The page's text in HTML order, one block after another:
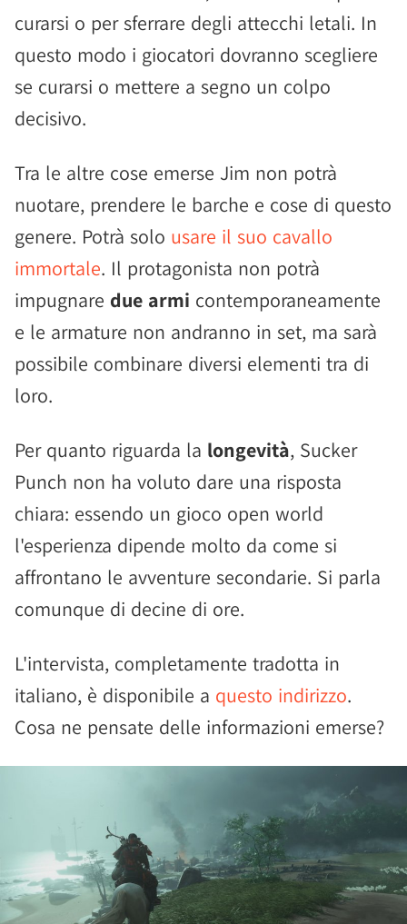
curarsi o per sferrare degli attecchi letali. In
questo modo i giocatori dovranno scegliere
se curarsi o mettere a segno un colpo
decisivo.
Tra le altre cose emerse Jim non potrà
nuotare, prendere le barche e cose di questo
genere. Potrà solo usare il suo cavallo
immortale. Il protagonista non potrà
impugnare due armi contemporaneamente
e le armature non andranno in set, ma sarà
possibile combinare diversi elementi tra di
loro.
Per quanto riguarda la longevità, Sucker
Punch non ha voluto dare una risposta
chiara: essendo un gioco open world
l'esperienza dipende molto da come si
affrontano le avventure secondarie. Si parla
comunque di decine di ore.
L'intervista, completamente tradotta in
italiano, è disponibile a questo indirizzo.
Cosa ne pensate delle informazioni emerse?